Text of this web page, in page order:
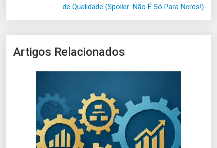
de Qualidade (Spoiler: Não É Só Para Nerds!)
Artigos Relacionados